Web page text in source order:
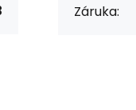
Záruka: